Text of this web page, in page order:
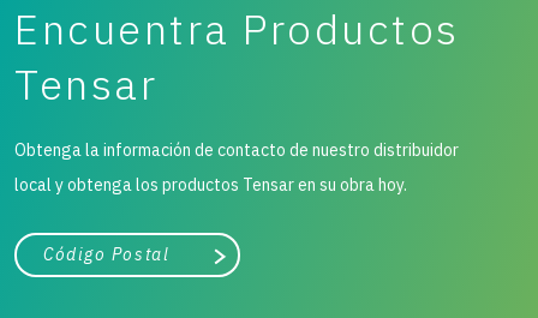
Encuentra Productos
Tensar
Obtenga la información de contacto de nuestro distribuidor
local y obtenga los productos Tensar en su obra hoy.
Ciudad, estado o código postal
Buscar